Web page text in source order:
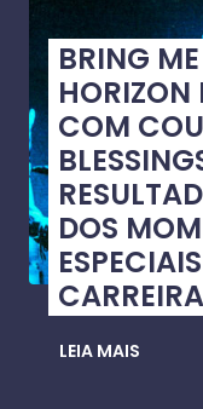
BRING
HORIZON
COM
DOS
LEIA MAIS